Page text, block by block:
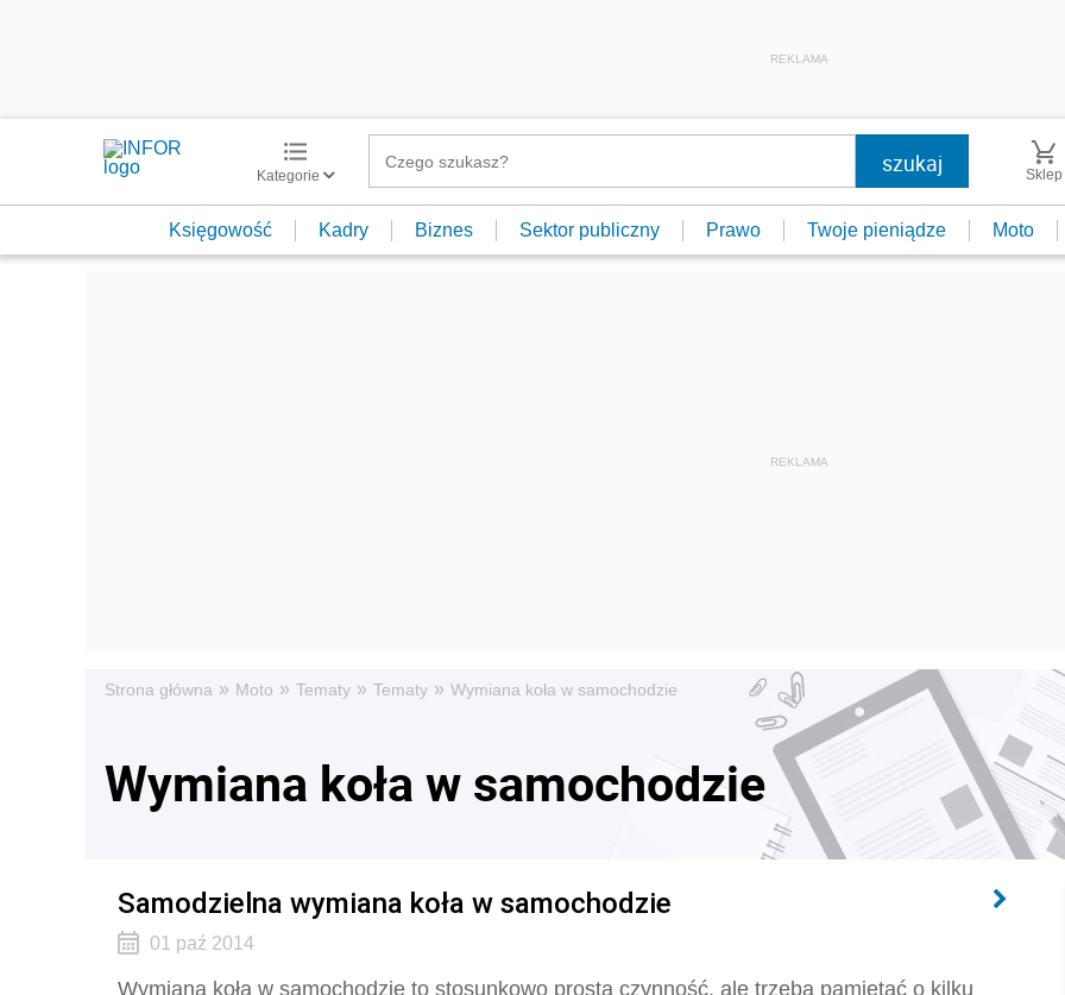
REKLAMA
Kategorie Sklep
Księgowość Kadry Biznes Sektor publiczny Prawo Twoje pieniądze Moto
Strona główna » Moto » Tematy » Tematy » Wymiana koła w samochodzie
Wymiana koła w samochodzie
Samodzielna wymiana koła w samochodzie
01 paź 2014
Wymiana koła w samochodzie to stosunkowo prosta czynność, ale trzeba pamiętać o kilku